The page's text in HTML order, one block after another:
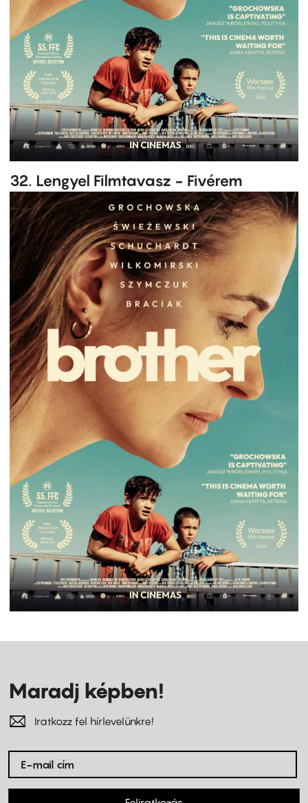
32. Lengyel Filmtavasz - Fivérem
Maradj képben!
Iratkozz fel hírlevelünkre!